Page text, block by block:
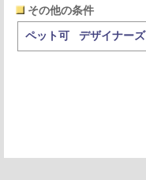
その他の条件
ペット可 デザイナーズ